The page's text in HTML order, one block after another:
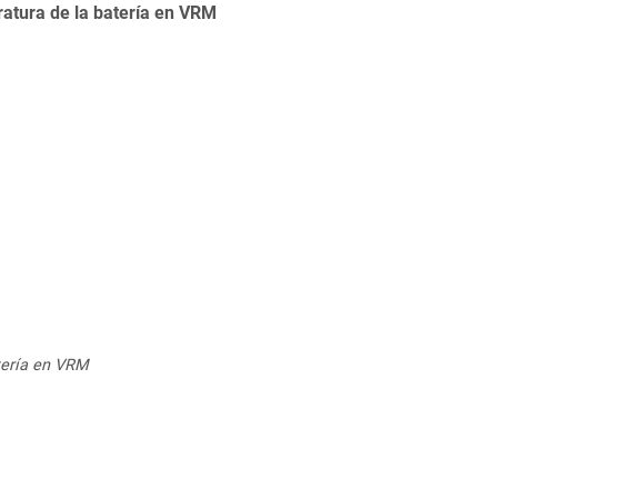
de la batería en VRM
en VRM